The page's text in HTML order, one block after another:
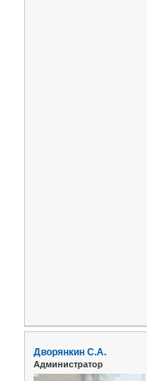
Дворянкин С.А.
Администратор